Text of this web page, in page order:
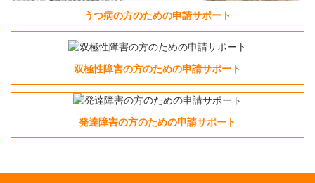
うつ病の方のための申請サポート
双極性障害の方のための申請サポート
発達障害の方のための申請サポート